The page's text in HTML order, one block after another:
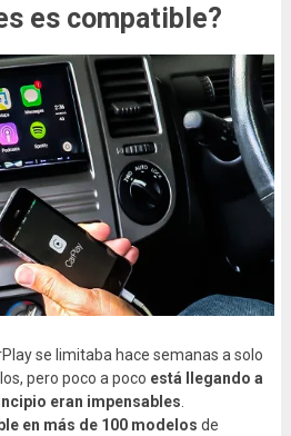
es compatible?
se limitaba hace semanas a solo
pero poco a poco está llegando a
eran impensables
en más de 100 modelos de